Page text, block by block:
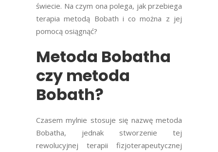
świecie. Na czym ona polega, jak przebiega
terapia metodą Bobath i co można z jej
pomocą osiągnąć?
Metoda Bobatha
czy metoda
Bobath?
Czasem mylnie stosuje się nazwę metoda
Bobatha, jednak stworzenie tej
rewolucyjnej terapii fizjoterapeutycznej